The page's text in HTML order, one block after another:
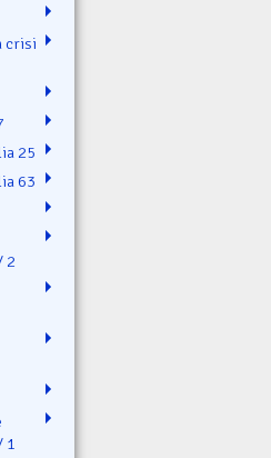
crisi
25
63
2
1